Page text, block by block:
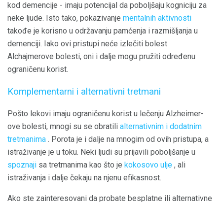
kod demencije - imaju potencijal da poboljšaju kogniciju za
neke ljude. Isto tako, pokazivanje mentalnih aktivnosti
takođe je korisno u održavanju pamćenja i razmišljanja u
demenciji. Iako ovi pristupi neće izlečiti bolest
Alchajmerove bolesti, oni i dalje mogu pružiti određenu
ograničenu korist.
Komplementarni i alternativni tretmani
Pošto lekovi imaju ograničenu korist u lečenju Alzheimer-
ove bolesti, mnogi su se obratili alternativnim i dodatnim
tretmanima . Porota je i dalje na mnogim od ovih pristupa, a
istraživanje je u toku. Neki ljudi su prijavili poboljšanje u
spoznaji sa tretmanima kao što je kokosovo ulje , ali
istraživanja i dalje čekaju na njenu efikasnost.
Ako ste zainteresovani da probate besplatne ili alternativne